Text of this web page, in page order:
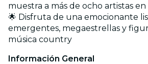
muestra a más de ocho artistas
🌟 Disfruta de una emocionante
emergentes, megaestrellas y
música country
Información General